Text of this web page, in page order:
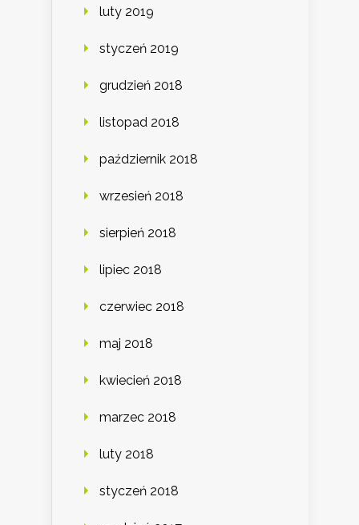
luty 2019
styczeń 2019
grudzień 2018
listopad 2018
październik 2018
wrzesień 2018
sierpień 2018
lipiec 2018
czerwiec 2018
maj 2018
kwiecień 2018
marzec 2018
luty 2018
styczeń 2018